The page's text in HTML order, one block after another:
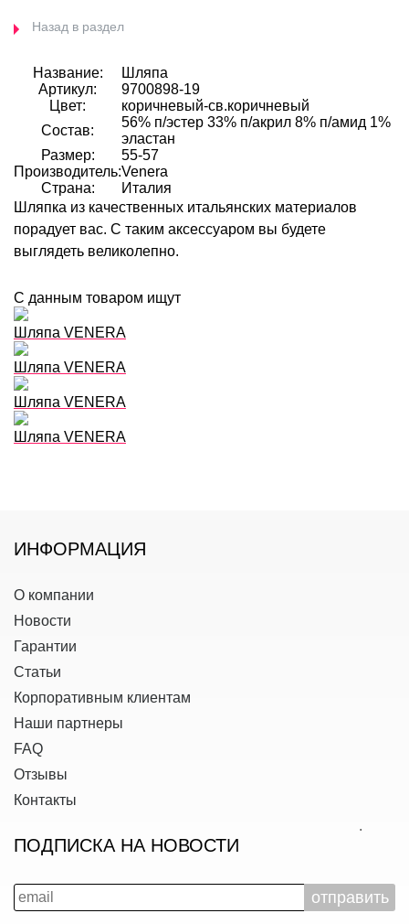
Назад в раздел
Название:
Шляпа
Артикул:
9700898-19
Цвет:
коричневый-св.коричневый
Состав:
56% п/эстер 33% п/акрил 8% п/амид 1%
эластан
Размер:
55-57
Производитель:Venera
Страна:
Италия
Шляпка из качественных итальянских материалов
порадует вас. С таким аксессуаром вы будете
выглядеть великолепно.
С данным товаром ищут
Шляпа VENERA
Шляпа VENERA
Шляпа VENERA
Шляпа VENERA
ИНФОРМАЦИЯ
О компании
Новости
Гарантии
Статьи
Корпоративным клиентам
Наши партнеры
FAQ
Отзывы
Контакты
ПОДПИСКА НА НОВОСТИ